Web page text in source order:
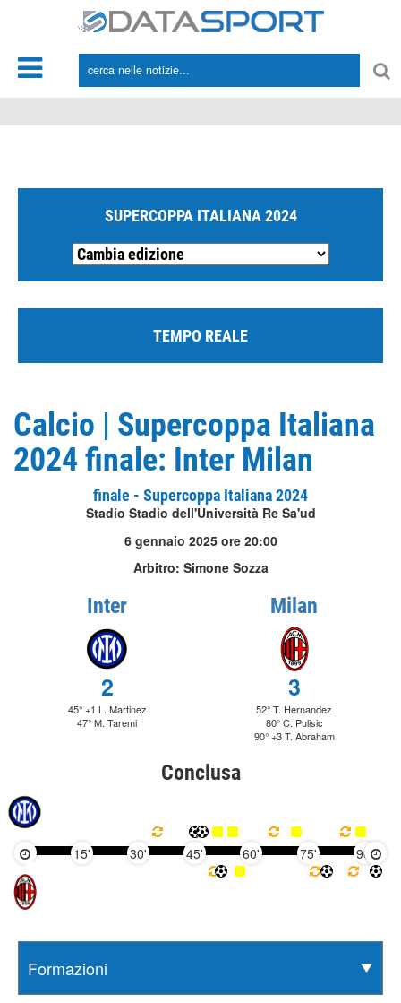
SUPERCOPPA ITALIANA 2024
TEMPO REALE
Calcio | Supercoppa Italiana
2024 finale: Inter Milan
finale - Supercoppa Italiana 2024
Stadio Stadio dell'Università Re Sa'ud
6 gennaio 2025 ore 20:00
Arbitro: Simone Sozza
Inter
2
45° +1 L. Martinez
47° M. Taremi
Milan
3
52° T. Hernandez
80° C. Pulisic
90° +3 T. Abraham
Conclusa
15' 30' 45' 60' 75' 90'